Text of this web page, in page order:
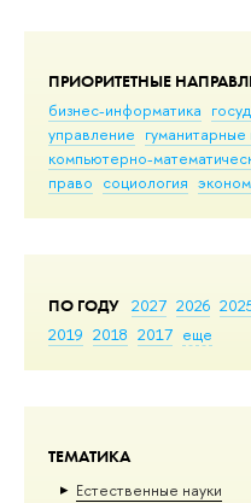
ПРИОРИТЕТНЫЕ
бизнес-информатика
управление гуманитарные
компьютерно-
право социология
ПО ГОДУ 2027 2026
2019 2018 2017 еще
ТЕМАТИКА
Естественные науки